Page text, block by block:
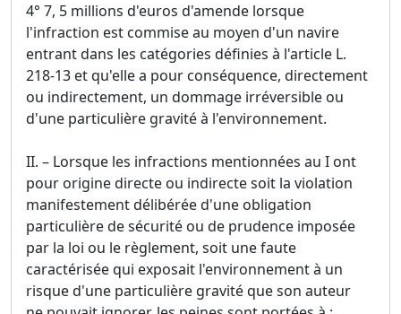
4° 7, 5 millions d'euros d'amende lorsque
l'infraction est commise au moyen d'un navire
entrant dans les catégories définies à l'article L.
218-13 et qu'elle a pour conséquence, directement
ou indirectement, un dommage irréversible ou
d'une particulière gravité à l'environnement.
II. – Lorsque les infractions mentionnées au I ont
pour origine directe ou indirecte soit la violation
manifestement délibérée d'une obligation
particulière de sécurité ou de prudence imposée
par la loi ou le règlement, soit une faute
caractérisée qui exposait l'environnement à un
risque d'une particulière gravité que son auteur